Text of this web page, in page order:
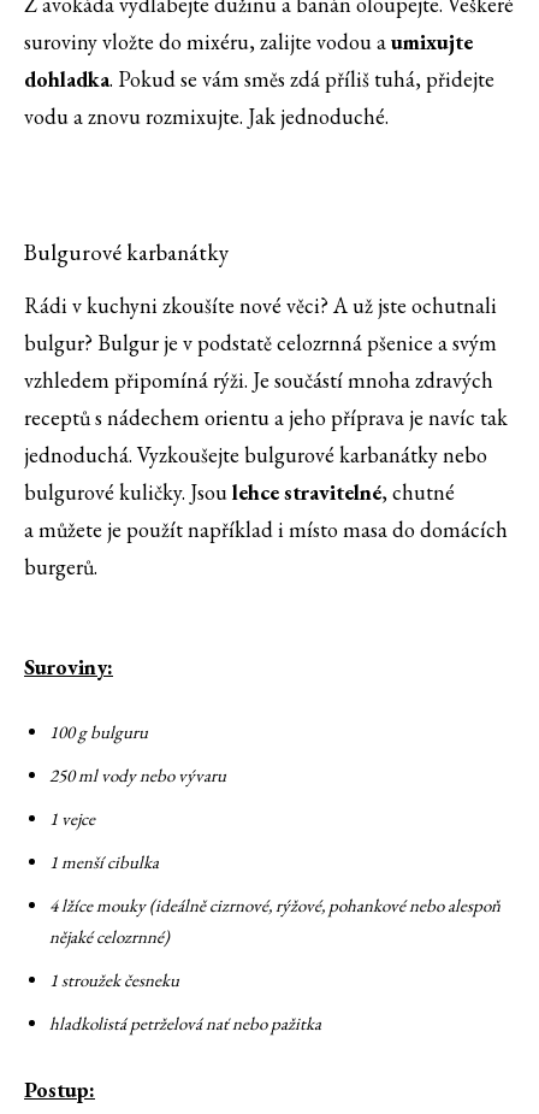
suroviny vložte do mixéru, zalijte vodou aumixujte
dohladka. Pokud se vám směs zdá příliš tuhá, přidejte
vodu a znovu rozmixujte. Jak jednoduché.
Bulgurové karbanátky
Rádi v kuchyni zkoušíte nové věci? A už jste ochutnali
bulgur? Bulgur je v podstatě celozrnná pšenice a svým
vzhledem připomíná rýži. Je součástí mnoha zdravých
receptů s nádechem orientu a jeho příprava je navíc tak
jednoduchá. Vyzkoušejte bulgurové karbanátky nebo
bulgurové kuličky. Jsoulehce stravitelné, chutné
a můžete je použít například i místo masa do domácích
burgerů.
Suroviny:
100 g bulguru
250 ml vody nebo vývaru
1 vejce
1 menší cibulka
4 lžíce mouky (ideálně cizrnové, rýžové, pohankové nebo alespoň
nějaké celozrnné)
1 stroužek česneku
hladkolistá petrželová nať nebo pažitka
Postup: